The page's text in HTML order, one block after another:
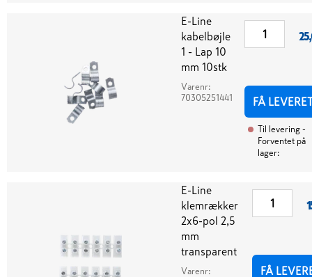
E-Line
kabelbøjle
1 - Lap 10
mm 10stk
Varenr:
70305251441
FÅ
Til levering -
Forventet på
lager:
E-Line
klemrækker
2x6-pol 2,5
mm
transparent
Varenr:
FÅ